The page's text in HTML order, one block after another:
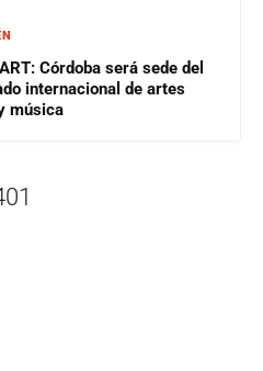
Córdoba será sede del
internacional de artes
música